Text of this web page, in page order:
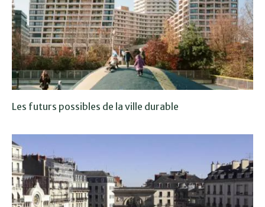
Les futurs possibles de la ville durable